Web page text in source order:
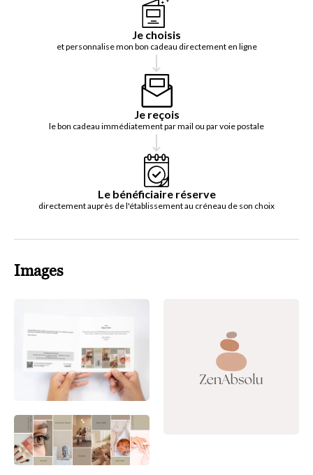
Je choisis
et personnalise mon bon cadeau directement en ligne
Je reçois
le bon cadeau immédiatement par mail ou par voie postale
Le bénéficiaire réserve
directement auprès de l'établissement au créneau de son choix
Images